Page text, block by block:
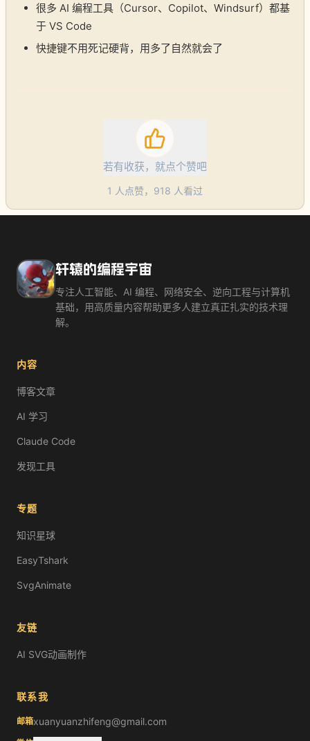
很多 AI 编程工具（Cursor、Copilot、Windsurf）都基
于 VS Code
快捷键不用死记硬背，用多了自然就会了
若有收获，就点个赞吧
1 人点赞， 918 人看过
轩辕的编程宇宙
专注人工智能、AI 编程、网络安全、逆向工程与计算机
基础，用高质量内容帮助更多人建立真正扎实的技术理
解。
内容
博客文章
AI 学习
Claude Code
发现工具
专题
知识星球
EasyTshark
SvgAnimate
友链
AI SVG动画制作
联系我
邮箱xuanyuanzhifeng@gmail.com